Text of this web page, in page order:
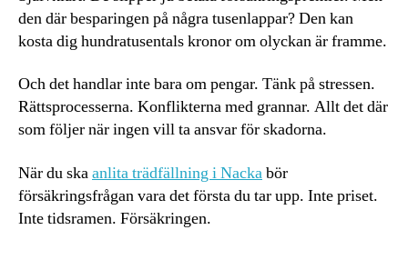
den där besparingen på några tusenlappar? Den kan
kosta dig hundratusentals kronor om olyckan är framme.
Och det handlar inte bara om pengar. Tänk på stressen.
Rättsprocesserna. Konflikterna med grannar. Allt det där
som följer när ingen vill ta ansvar för skadorna.
När du skaanlita trädfällning i Nackabör
försäkringsfrågan vara det första du tar upp. Inte priset.
Inte tidsramen. Försäkringen.